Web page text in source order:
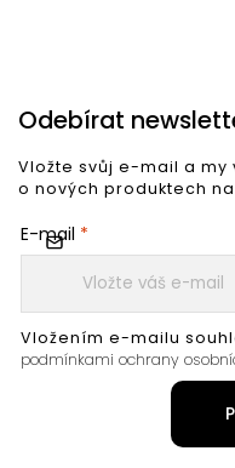
Odebírat
Vložte svůj e-mail a
o nových produktech
E-mail
Vložením e-mailu
podmínkami ochrany